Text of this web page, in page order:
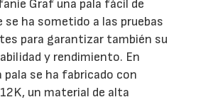
Graf una pala fácil de
se ha sometido a las pruebas
para garantizar también su
y rendimiento. En
se ha fabricado con
un material de alta